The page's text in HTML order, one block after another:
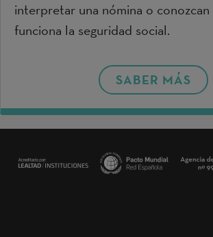
interpretar una nómina o
funciona la seguridad social.
SABER MÁS